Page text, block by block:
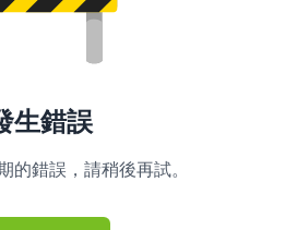
生錯誤
的錯誤，請稍後再試。